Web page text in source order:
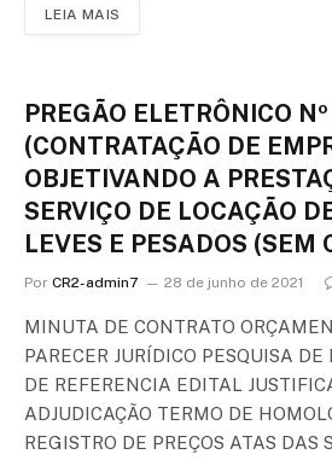
LEIA MAIS
PREGÃO ELETRÔNICO
(CONTRATAÇÃO DE
OBJETIVANDO A
SERVIÇO DE LOCAÇÃO
LEVES E PESADOS (SEM
Por CR2-admin7 28 de junho de 2021
MINUTA DE CONTRATO
PARECER JURÍDICO PESQUISA
DE REFERENCIA EDITAL
ADJUDICAÇÃO TERMO DE
REGISTRO DE PREÇOS ATAS DAS